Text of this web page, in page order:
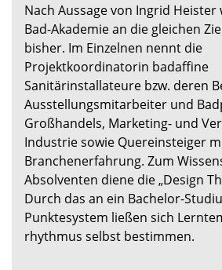
Nach Aussage von Ingrid
Bad-Akademie an die gleichen
bisher. Im Einzelnen nennt die
Projektkoordinatorin badaffine
Sanitärinstallateure bzw. deren
Ausstellungsmitarbeiter und
Großhandels, Marketing- und
Industrie sowie Quereinsteiger
Branchenerfahrung. Zum
Absolventen diene die „Design
Durch das an ein Bachelor-
Punktesystem ließen sich
rhythmus selbst bestimmen.